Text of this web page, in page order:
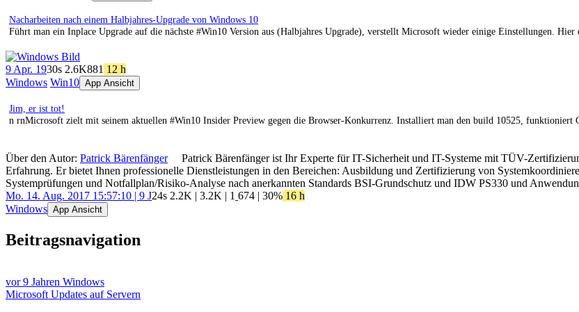
Nacharbeiten nach einem Halbjahres-Upgrade von Windows 10
Führt man ein Inplace Upgrade auf die nächste #Win10 Version aus (Halbjahres Upgrade), verstellt Microsoft wieder einige Einstellungen.
9 Apr. 1930s 2.6K881 12 h
Windows Win10 App Ansicht
Jim, er ist tot!
n rnMicrosoft zielt mit seinem aktuellen #Win10 Insider Preview gegen die Browser-Konkurrenz. Installiert man den build 10525, funktioniert
Über den Autor: Patrick Bärenfänger
Patrick Bärenfänger ist Ihr Experte für IT-Sicherheit und IT-Systeme mit TÜV-
Erfahrung. Er bietet Ihnen professionelle Dienstleistungen in den Bereichen: Ausbildung und Zertifizierung von
Systemprüfungen und Notfallplan/Risiko-Analyse nach anerkannten Standards BSI-Grundschutz und IDW PS330 und
Mo. 14. Aug. 2017 15:57:10 | 9 J24s 2.2K | 3.2K | 1 674 | 30% 16 h
Windows App Ansicht
Beitragsnavigation
vor 9 Jahren Windows
Microsoft Updates auf Servern